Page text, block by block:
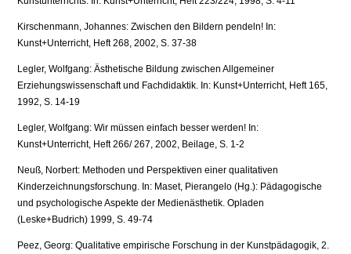
Kirschenmann, Johannes: Zwischen den Bildern pendeln! In:
Kunst+Unterricht, Heft 268, 2002, S. 37-38
Legler, Wolfgang: Ästhetische Bildung zwischen Allgemeiner
Erziehungswissenschaft und Fachdidaktik. In: Kunst+Unterricht, Heft 165,
1992, S. 14-19
Legler, Wolfgang: Wir müssen einfach besser werden! In:
Kunst+Unterricht, Heft 266/ 267, 2002, Beilage, S. 1-2
Neuß, Norbert: Methoden und Perspektiven einer qualitativen
Kinderzeichnungsforschung. In: Maset, Pierangelo (Hg.): Pädagogische
und psychologische Aspekte der Medienästhetik. Opladen
(Leske+Budrich) 1999, S. 49-74
Peez, Georg: Qualitative empirische Forschung in der Kunstpädagogik, 2.